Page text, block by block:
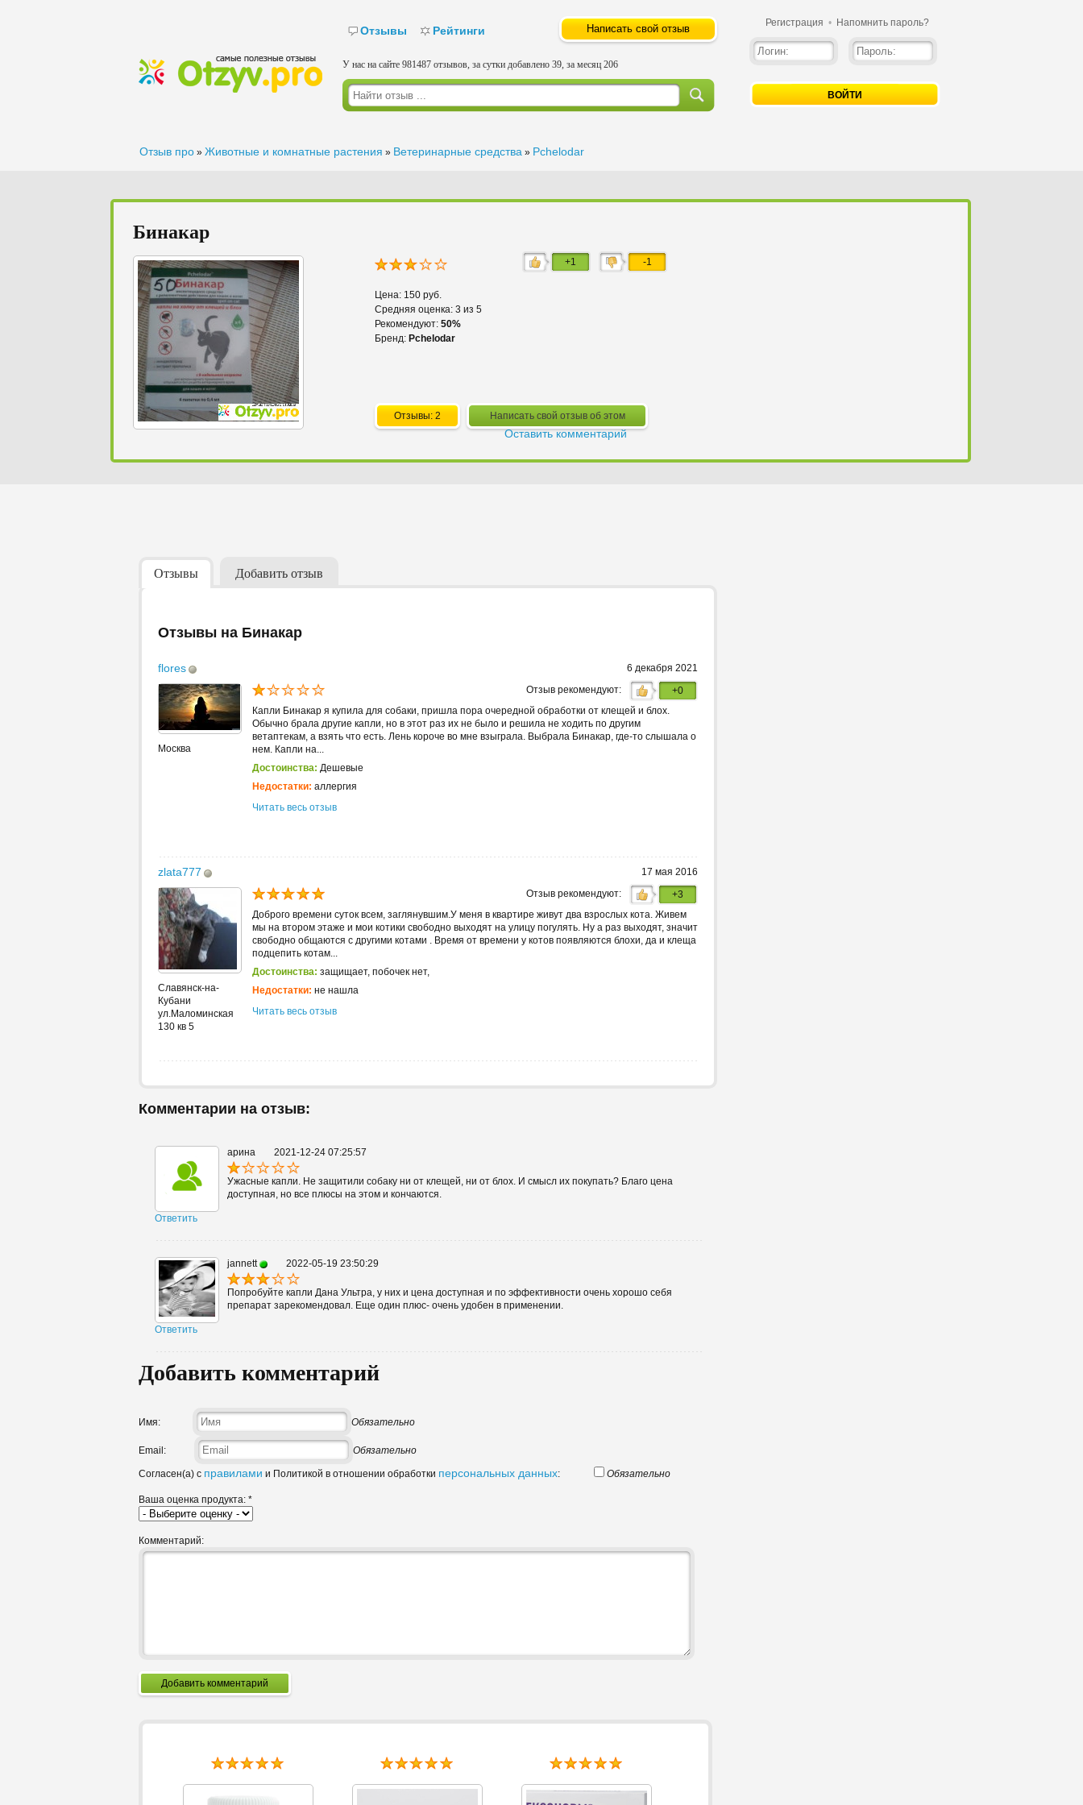
Отзывы Рейтинги Написать свой отзыв
У нас на сайте 981487 отзывов, за сутки добавлено 39, за месяц 206
Регистрация • Напомнить пароль?
ВОЙТИ
Отзыв про » Животные и комнатные растения » Ветеринарные средства » Pchelodar
Бинакар
+1 -1
Цена: 150 руб.
Средняя оценка: 3 из 5
Рекомендуют: 50%
Бренд: Pchelodar
Отзывы: 2 Написать свой отзыв об этом
Оставить комментарий
Отзывы Добавить отзыв
Отзывы на Бинакар
flores 6 декабря 2021
Москва
Отзыв рекомендуют:
+0
Капли Бинакар я купила для собаки, пришла пора очередной обработки от клещей и блох.
Обычно брала другие капли, но в этот раз их не было и решила не ходить по другим
ветаптекам, а взять что есть. Лень короче во мне взыграла. Выбрала Бинакар, где-то слышала о
нем. Капли на...
Достоинства: Дешевые
Недостатки: аллергия
Читать весь отзыв
zlata777 17 мая 2016
Славянск-на-
Кубани
ул.Маломинская
130 кв 5
Отзыв рекомендуют:
+3
Доброго времени суток всем, заглянувшим.У меня в квартире живут два взрослых кота. Живем
мы на втором этаже и мои котики свободно выходят на улицу погулять. Ну а раз выходят, значит
свободно общаются с другими котами . Время от времени у котов появляются блохи, да и клеща
подцепить котам...
Достоинства: защищает, побочек нет,
Недостатки: не нашла
Читать весь отзыв
Комментарии на отзыв:
арина 2021-12-24 07:25:57
Ужасные капли. Не защитили собаку ни от клещей, ни от блох. И смысл их покупать? Благо цена
доступная, но все плюсы на этом и кончаются.
Ответить
jannett 2022-05-19 23:50:29
Попробуйте капли Дана Ультра, у них и цена доступная и по эффективности очень хорошо себя
препарат зарекомендовал. Еще один плюс- очень удобен в применении.
Ответить
Добавить комментарий
Имя: Обязательно
Email: Обязательно
Согласен(а) с правилами и Политикой в отношении обработки персональных данных: Обязательно
Ваша оценка продукта: *
Комментарий:
Добавить комментарий